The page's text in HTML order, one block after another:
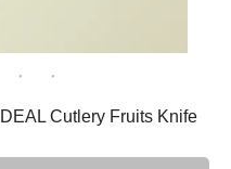
Cutlery Fruits Knife
ますよう お願い申し上げます
16日（水）